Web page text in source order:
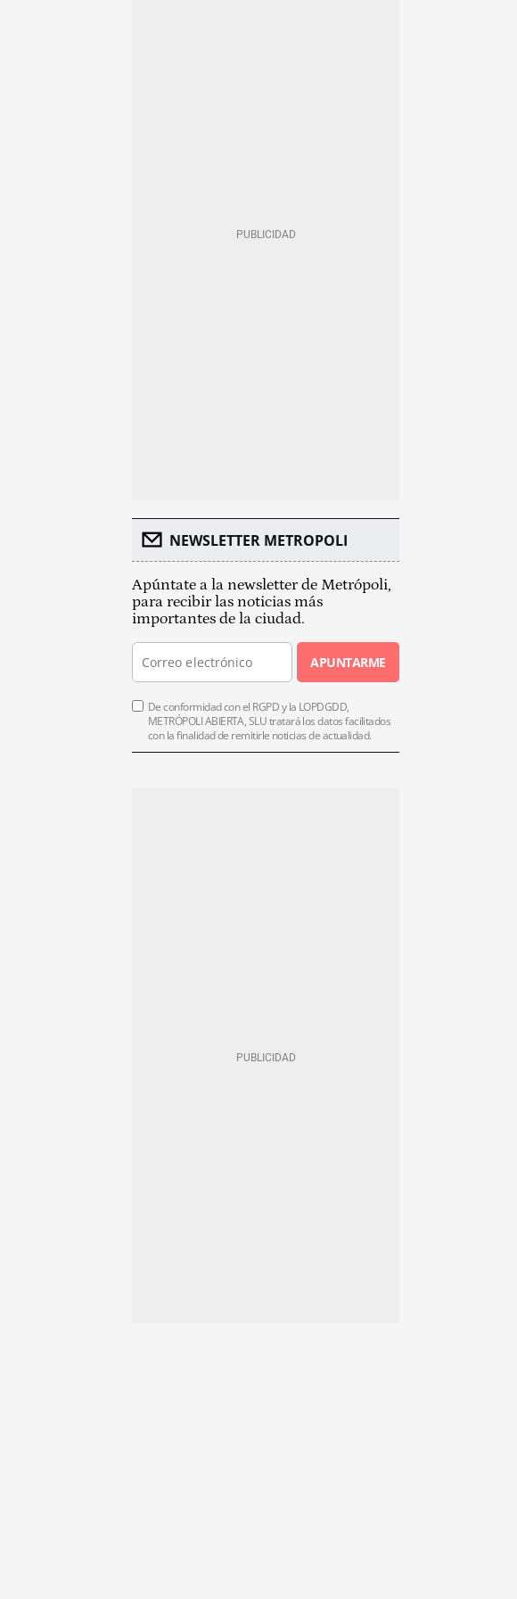
NEWSLETTER METROPOLI
Apúntate a la newsletter de Metrópoli,
para recibir las noticias más
importantes de la ciudad.
APUNTARME
De conformidad con el RGPD y la LOPDGDD,
METRÓPOLI ABIERTA, SLU tratará los datos facilitados
con la finalidad de remitirle noticias de actualidad.